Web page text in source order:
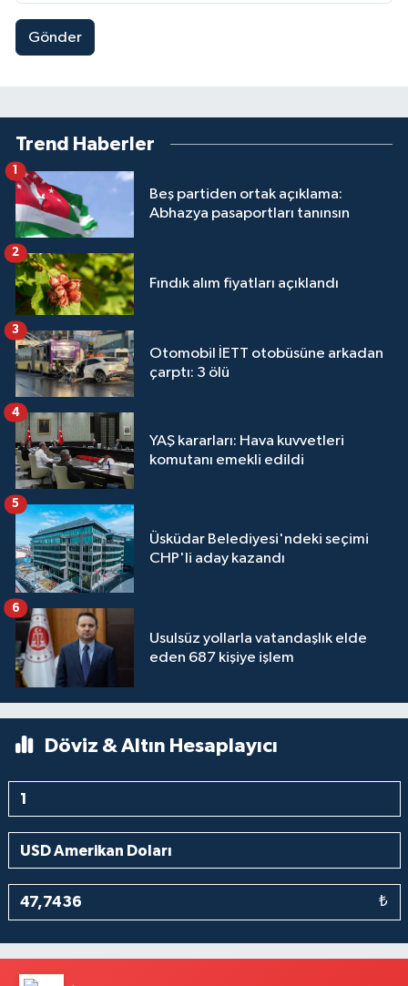
Gönder
Trend Haberler
Beş partiden ortak açıklama:
Abhazya pasaportları tanınsın
1
Fındık alım fiyatları açıklandı
2
Otomobil İETT otobüsüne arkadan
çarptı: 3 ölü
3
YAŞ kararları: Hava kuvvetleri
komutanı emekli edildi
4
Üsküdar Belediyesi'ndeki seçimi
CHP'li aday kazandı
5
Usulsüz yollarla vatandaşlık elde
eden 687 kişiye işlem
6
Döviz & Altın Hesaplayıcı
₺